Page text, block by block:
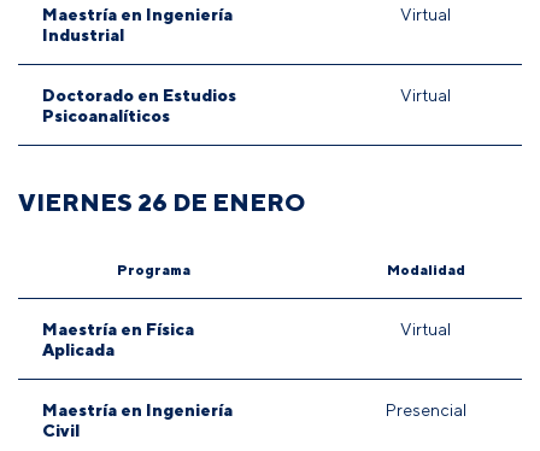
Maestría en Ingeniería
Industrial
Virtual
Doctorado en Estudios
Psicoanalíticos
Virtual
VIERNES 26 DE ENERO
Programa Modalidad
Maestría en Física
Aplicada
Virtual
Maestría en Ingeniería
Civil
Presencial